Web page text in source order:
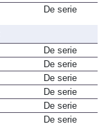
De serie
De serie
De serie
De serie
De serie
De serie